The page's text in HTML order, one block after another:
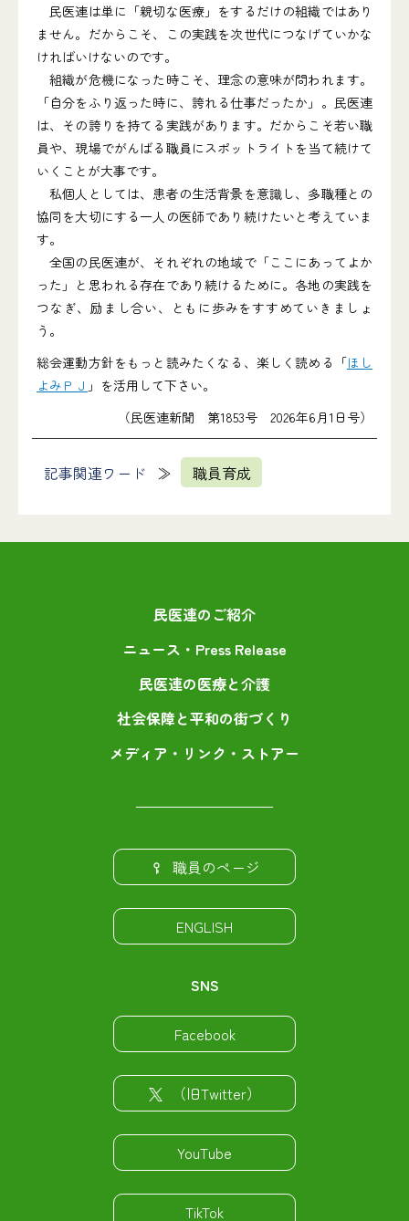
民医連は単に「親切な医療」をするだけの組織ではあり
ません。だからこそ、この実践を次世代につなげていかな
ければいけないのです。
組織が危機になった時こそ、理念の意味が問われます。
「自分をふり返った時に、誇れる仕事だったか」。民医連
は、その誇りを持てる実践があります。だからこそ若い職
員や、現場でがんばる職員にスポットライトを当て続けて
いくことが大事です。
私個人としては、患者の生活背景を意識し、多職種との
協同を大切にする一人の医師であり続けたいと考えていま
す。
全国の民医連が、それぞれの地域で「ここにあってよか
った」と思われる存在であり続けるために。各地の実践を
つなぎ、励まし合い、ともに歩みをすすめていきましょ
う。
総会運動方針をもっと読みたくなる、楽しく読める「ほし
よみＰＪ 」を活用して下さい。
（民医連新聞 第1853号 2026年6月1日号）
記事関連ワード 職員育成
民医連のご紹介
ニュース・Press Release
民医連の医療と介護
社会保障と平和の街づくり
メディア・リンク・ストアー
職員のページ
ENGLISH
SNS
Facebook
（旧Twitter）
YouTube
TikTok